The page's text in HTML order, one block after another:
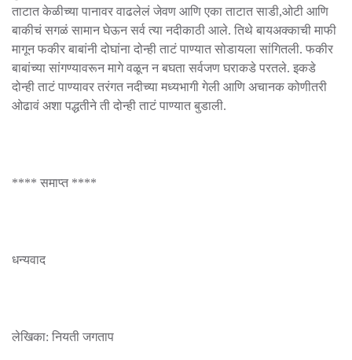
ताटात केळीच्या पानावर वाढलेलं जेवण आणि एका ताटात साडी,ओटी आणि
बाकीचं सगळं सामान घेऊन सर्व त्या नदीकाठी आले. तिथे बायअक्काची माफी
मागून फकीर बाबांनी दोघांना दोन्ही ताटं पाण्यात सोडायला सांगितली. फकीर
बाबांच्या सांगण्यावरून मागे वळून न बघता सर्वजण घराकडे परतले. इकडे
दोन्ही ताटं पाण्यावर तरंगत नदीच्या मध्यभागी गेली आणि अचानक कोणीतरी
ओढावं अशा पद्धतीने ती दोन्ही ताटं पाण्यात बुडाली.
**** समाप्त ****
धन्यवाद
लेखिका: नियती जगताप